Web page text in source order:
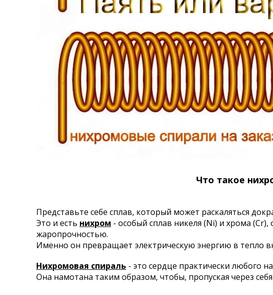
Что такое
Представьте себе сплав, который может раскаляться
Это и есть нихром - особый сплав никеля (Ni) и хрома
жаропрочностью.
Именно он превращает электрическую энергию в тепло
Нихромовая спираль - это сердце практически любого
Она намотана таким образом, чтобы, пропуская через